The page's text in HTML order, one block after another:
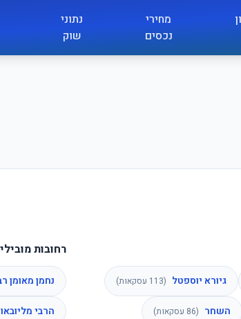
מחירי
נכסים
נתוני
שוק
גיורא יוספטל (
113 עסקאות)
השחר (
86 עסקאות)
רחובות
נחמן מאומן
הרבי